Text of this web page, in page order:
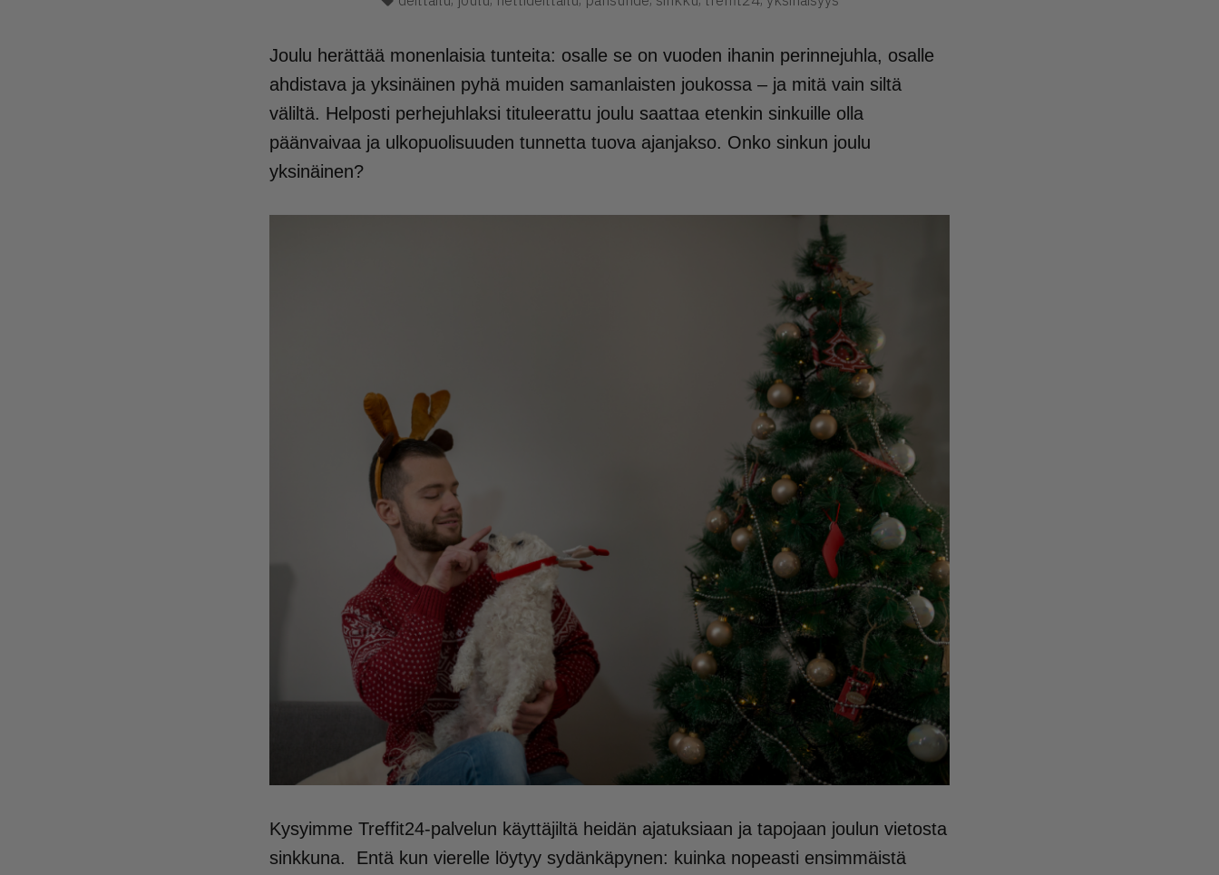
Joulu herättää monenlaisia tunteita: osalle se on vuoden ihanin perinnejuhla, osalle
ahdistava ja yksinäinen pyhä muiden samanlaisten joukossa – ja mitä vain siltä
väliltä. Helposti perhejuhlaksi tituleerattu joulu saattaa etenkin sinkuille olla
päänvaivaa ja ulkopuolisuuden tunnetta tuova ajanjakso. Onko sinkun joulu
yksinäinen?
Kysyimme Treffit24-palvelun käyttäjiltä heidän ajatuksiaan ja tapojaan joulun vietosta
sinkkuna. Entä kun vierelle löytyy sydänkäpynen: kuinka nopeasti ensimmäistä